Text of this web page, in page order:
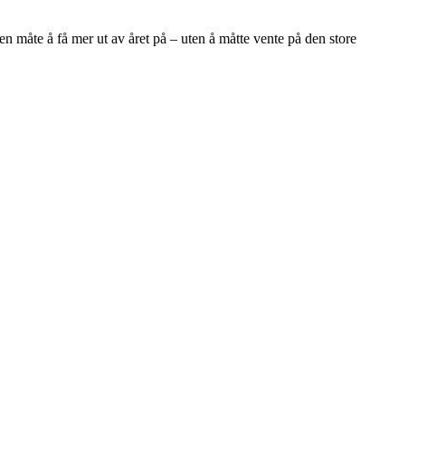
å få mer ut av året på – uten å måtte vente på den store